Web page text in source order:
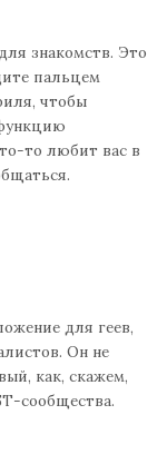
знакомств. Это
пальцем
чтобы
то любит вас в
для геев,
Он не
как, скажем,
сообщества.